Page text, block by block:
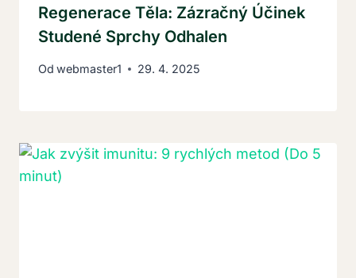
Regenerace Těla: Zázračný Účinek
Studené Sprchy Odhalen
Od webmaster1 29. 4. 2025